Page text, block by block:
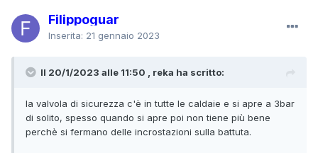
Filippoguar
Inserita: 21 gennaio 2023
Il 20/1/2023 alle 11:50 , reka ha scritto:
la valvola di sicurezza c'è in tutte le caldaie e si apre a 3bar
di solito, spesso quando si apre poi non tiene più bene
perchè si fermano delle incrostazioni sulla battuta.